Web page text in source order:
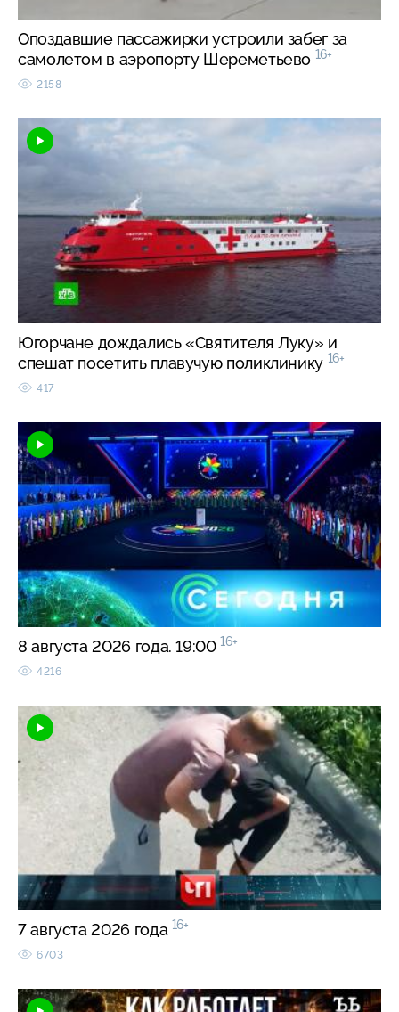
Опоздавшие пассажирки устроили забег за
самолетом в аэропорту Шереметьево 16+
2158
Югорчане дождались «Святителя Луку» и
спешат посетить плавучую поликлинику 16+
417
8 августа 2026 года. 19:00 16+
4216
7 августа 2026 года 16+
6703